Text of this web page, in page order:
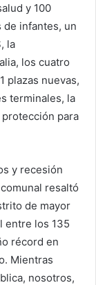
y 100
de infantes, un
la
los cuatro
plazas nuevas,
terminales, la
protección para
y recesión
resaltó
de mayor
entre los 135
récord en
Mientras
nosotros,